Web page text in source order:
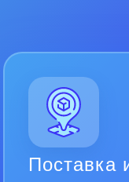
Поставка